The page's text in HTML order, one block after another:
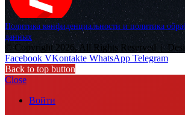
Политика конфиденциальности и политика
данных
© Copyright 2026, All Rights Reserved |
Facebook VKontakte WhatsApp Telegram
Back to top button
Close
Войти